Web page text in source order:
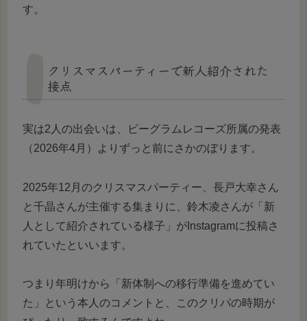
す。
クリスマスパーティーで新人紹介された
接点
実は2人の出会いは、ビーグラムレコーズ所属の発表
（2026年4月）よりずっと前にさかのぼります。
2025年12月のクリスマスパーティー、長戸大幸さん
と千晶さんが主催する集まりに、鈴木凌さんが「新
人として紹介されている様子」がInstagramに投稿さ
れていたといいます。
つまり年明けから「新体制への移行準備を進めてい
た」という本人のコメントと、このクリパの時期が